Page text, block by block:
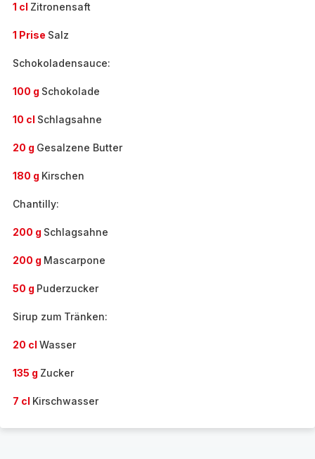
1 cl Zitronensaft
1 Prise Salz
Schokoladensauce:
100 g Schokolade
10 cl Schlagsahne
20 g Gesalzene Butter
180 g Kirschen
Chantilly:
200 g Schlagsahne
200 g Mascarpone
50 g Puderzucker
Sirup zum Tränken:
20 cl Wasser
135 g Zucker
7 cl Kirschwasser